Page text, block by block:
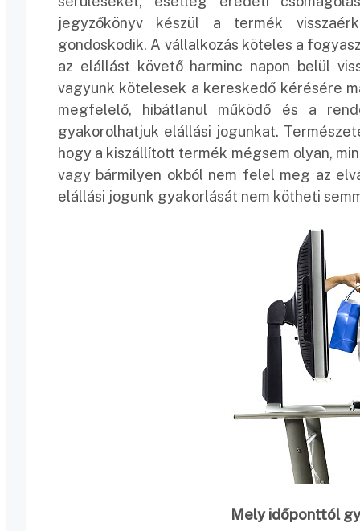
jegyzőkönyv készül a termék
gondoskodik. A vállalkozás köteles a
az elállást követő harminc napon belül
vagyunk kötelesek a kereskedő kérésére
megfelelő, hibátlanul működő és a
gyakorolhatjuk elállási jogunkat.
hogy a kiszállított termék mégsem olyan,
vagy bármilyen okból nem felel meg az
elállási jogunk gyakorlását nem kötheti
Mely időponttól